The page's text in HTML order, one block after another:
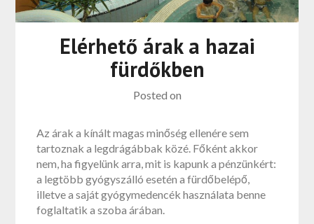
Elérhető árak a hazai
fürdőkben
Posted on
Az árak a kínált magas minőség ellenére sem
tartoznak a legdrágábbak közé. Főként akkor
nem, ha figyelünk arra, mit is kapunk a pénzünkért:
a legtöbb gyógyszálló esetén a fürdőbelépő,
illetve a saját gyógymedencék használata benne
foglaltatik a szoba árában.